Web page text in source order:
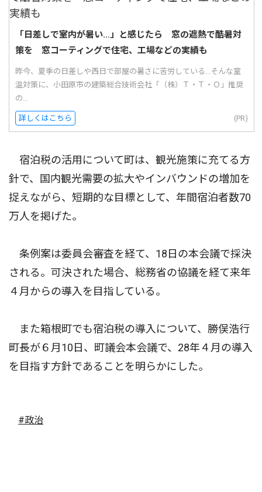
「日差しで室内が暑い…」と感じたら 窓の遮熱で酷暑対
策を 窓コーティングで住宅、工場などの実績も
昨今、夏季の日差しや西日で部屋の暑さに苦労している...そんな室
温対策に、小田原市の建築総合技術会社「（株）Ｔ・Ｔ・Ｏ」推奨
の...
詳しくはこちら (PR)
宿泊税の活用について町は、観光施策に充てる方
針で、国内観光需要の拡大やインバウンドの増加を
捉えながら、短期的な目標として、年間宿泊者数70
万人を掲げた。
条例案は委員会審査を経て、18日の本会議で採決
される。可決された場合、総務省の協議を経て来年
４月からの導入を目指している。
また箱根町でも宿泊税の導入について、勝俣浩行
町長が６月10日、町議会本会議で、28年４月の導入
を目指す方針であることを明らかにした。
#政治